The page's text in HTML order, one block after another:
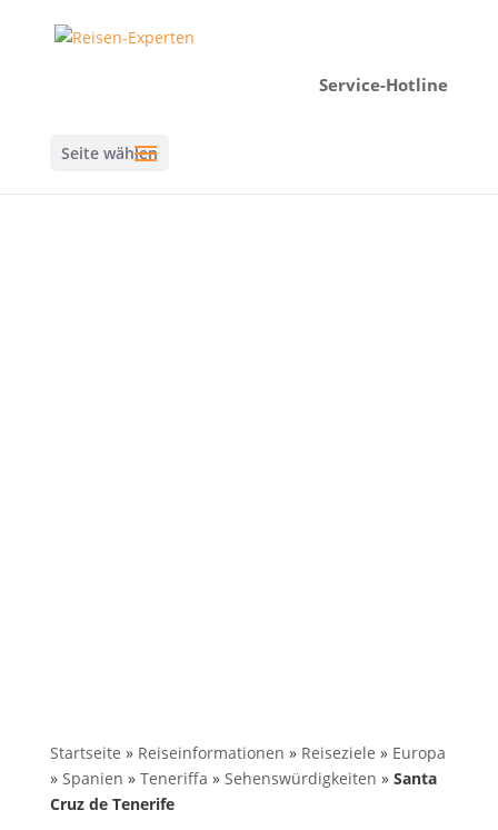
Service-Hotline
Seite wählen
Startseite » Reiseinformationen » Reiseziele » Europa
» Spanien » Teneriffa » Sehenswürdigkeiten » Santa
Cruz de Tenerife